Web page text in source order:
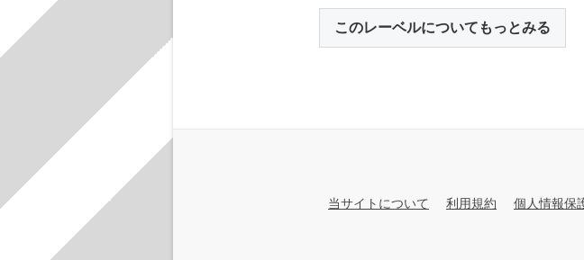
このレーベルについてもっとみる
当サイトについて 利用規約 個人情報保